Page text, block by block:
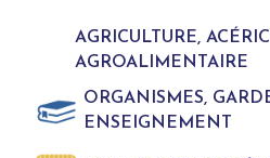
AGRICULTURE,
AGROALIMENTAIRE
ORGANISMES,
ENSEIGNEMENT